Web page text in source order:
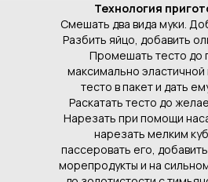
Технология
Смешать два вида муки.
Разбить яйцо, добавить
Промешать тесто до
максимально
тесто в пакет и дать
Раскатать тесто до
Нарезать при помощи
нарезать мелким
пассеровать его,
морепродукты и на